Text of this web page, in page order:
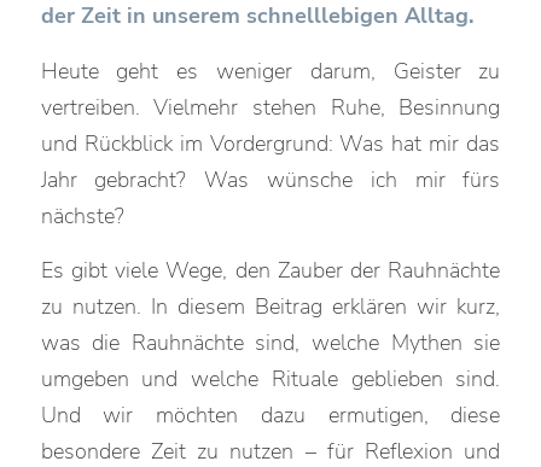
der Zeit in unserem schnelllebigen Alltag.
Heute geht es weniger darum, Geister zu
vertreiben. Vielmehr stehen Ruhe, Besinnung
und Rückblick im Vordergrund: Was hat mir das
Jahr gebracht? Was wünsche ich mir fürs
nächste?
Es gibt viele Wege, den Zauber der Rauhnächte
zu nutzen. In diesem Beitrag erklären wir kurz,
was die Rauhnächte sind, welche Mythen sie
umgeben und welche Rituale geblieben sind.
Und wir möchten dazu ermutigen, diese
besondere Zeit zu nutzen – für Reflexion und